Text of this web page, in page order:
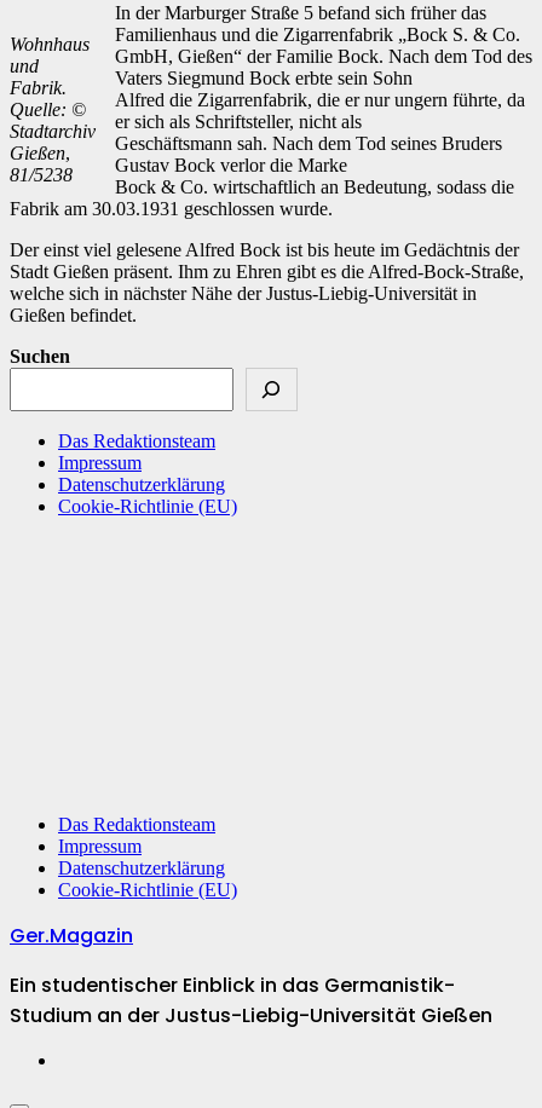
Wohnhaus
und
Fabrik.
Quelle: ©
Stadtarchiv
Gießen,
81/5238
In der Marburger Straße 5 befand sich früher das
Familienhaus und die Zigarrenfabrik „Bock S. & Co.
GmbH, Gießen“ der Familie Bock. Nach dem Tod des
Vaters Siegmund Bock erbte sein Sohn
Alfred die Zigarrenfabrik, die er nur ungern führte, da
er sich als Schriftsteller, nicht als
Geschäftsmann sah. Nach dem Tod seines Bruders
Gustav Bock verlor die Marke
Bock & Co. wirtschaftlich an Bedeutung, sodass die
Fabrik am 30.03.1931 geschlossen wurde.
Der einst viel gelesene Alfred Bock ist bis heute im Gedächtnis der
Stadt Gießen präsent. Ihm zu Ehren gibt es die Alfred-Bock-Straße,
welche sich in nächster Nähe der Justus-Liebig-Universität in
Gießen befindet.
Suchen
Das Redaktionsteam
Impressum
Datenschutzerklärung
Cookie-Richtlinie (EU)
Das Redaktionsteam
Impressum
Datenschutzerklärung
Cookie-Richtlinie (EU)
Ger.Magazin
Ein studentischer Einblick in das Germanistik-
Studium an der Justus-Liebig-Universität Gießen